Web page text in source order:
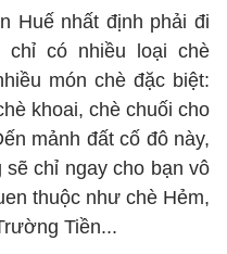
Huế nhất định phải đi
có nhiều loại chè
món chè đặc biệt:
khoai, chè chuối cho
mảnh đất cố đô này,
chỉ ngay cho bạn vô
thuộc như chè Hẻm,
Tiền...